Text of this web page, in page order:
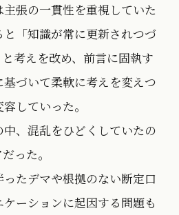
張の一貫性を重視していた
「知識が常に更新されつづ
考えを改め、前言に固執す
づいて柔軟に考えを変えつ
していった。
、混乱をひどくしていたの
った。
たデマや根拠のない断定口
ーションに起因する問題も